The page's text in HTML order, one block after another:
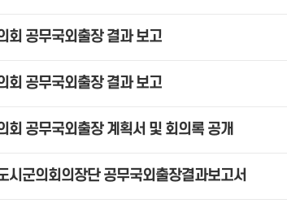
회 공무국외출장 결과 보고
회 공무국외출장 결과 보고
회 공무국외출장 계획서 및 회의록 공개
시군의회의장단 공무국외출장결과보고서